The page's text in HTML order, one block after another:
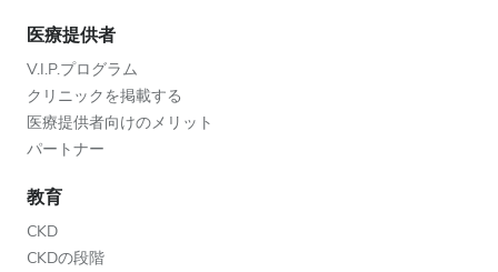
医療提供者
V.I.P.プログラム
クリニックを掲載する
医療提供者向けのメリット
パートナー
教育
CKD
CKDの段階